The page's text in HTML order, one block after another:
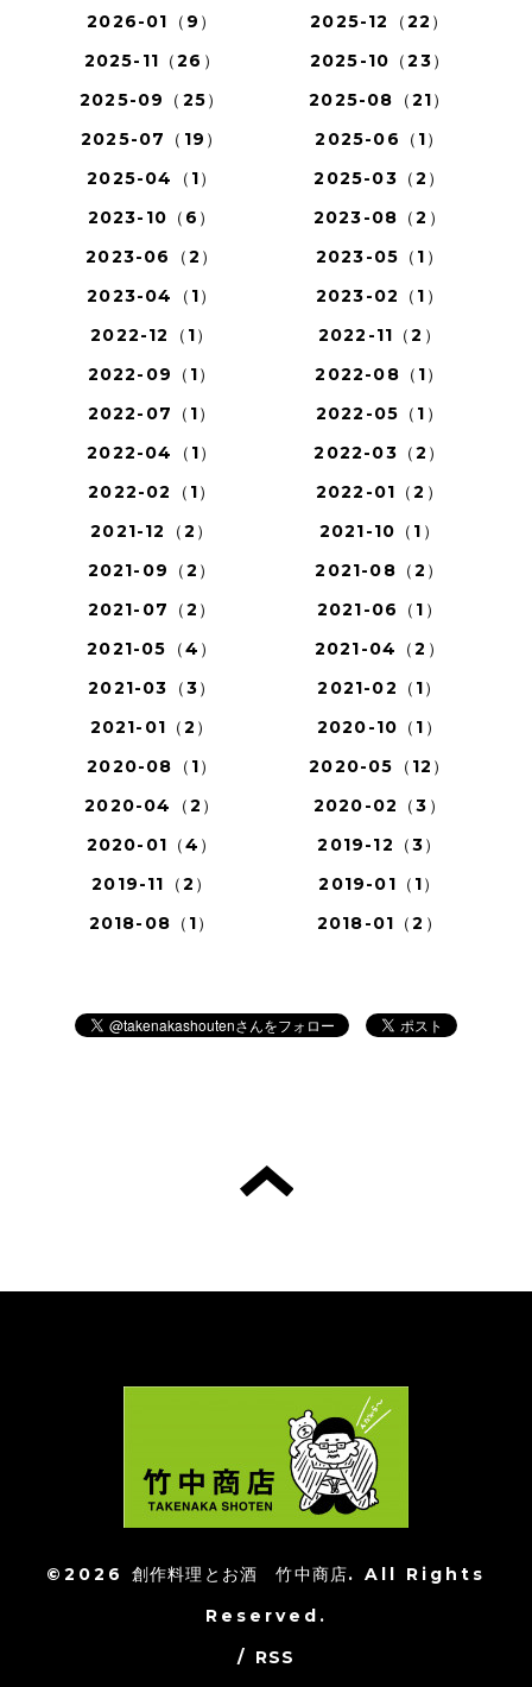
2026-01（9）
2025-12（22）
2025-11（26）
2025-10（23）
2025-09（25）
2025-08（21）
2025-07（19）
2025-06（1）
2025-04（1）
2025-03（2）
2023-10（6）
2023-08（2）
2023-06（2）
2023-05（1）
2023-04（1）
2023-02（1）
2022-12（1）
2022-11（2）
2022-09（1）
2022-08（1）
2022-07（1）
2022-05（1）
2022-04（1）
2022-03（2）
2022-02（1）
2022-01（2）
2021-12（2）
2021-10（1）
2021-09（2）
2021-08（2）
2021-07（2）
2021-06（1）
2021-05（4）
2021-04（2）
2021-03（3）
2021-02（1）
2021-01（2）
2020-10（1）
2020-08（1）
2020-05（12）
2020-04（2）
2020-02（3）
2020-01（4）
2019-12（3）
2019-11（2）
2019-01（1）
2018-08（1）
2018-01（2）
©2026 創作料理とお酒 竹中商店. All Rights
Reserved.
/ RSS